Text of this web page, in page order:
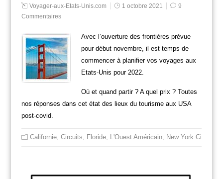
Voyager-aux-Etats-Unis.com 1 octobre 2021
9
Commentaires
Avec l’ouverture des frontières prévue
pour début novembre, il est temps de
commencer à planifier vos voyages aux
Etats-Unis pour 2022.
Où et quand partir ? A quel prix ? Toutes
nos réponses dans cet état des lieux du tourisme aux USA
post-covid.
Californie, Circuits Floride, L'Ouest Américain, New York City